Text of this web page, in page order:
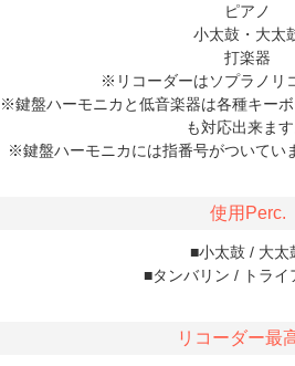
ピアノ
小太鼓・大太
打楽器
※リコーダーはソプラノリ
※鍵盤ハーモニカと低音楽器は各種キー
も対応出来ます
※鍵盤ハーモニカには指番号がついてい
使用Perc.
■小太鼓 / 大太
■タンバリン / トライ
リコーダー最